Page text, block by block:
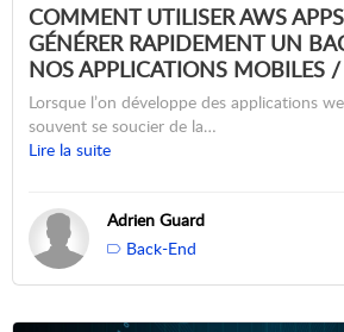
COMMENT UTILISER AWS
GÉNÉRER RAPIDEMENT UN
NOS APPLICATIONS MOBILES
Lorsque l’on développe des applications
souvent se soucier de la…
Lire la suite
Adrien Guard
Back-End